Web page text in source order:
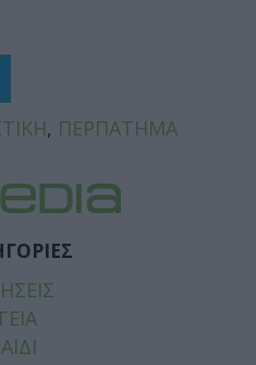
, ΠΕΡΠΑΤΗΜΑ